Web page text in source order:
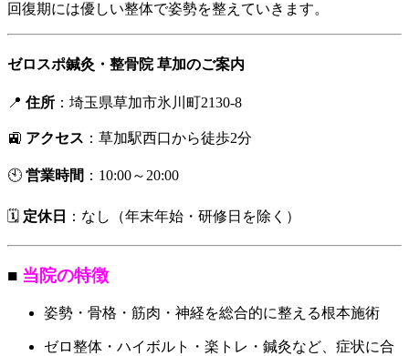
回復期には優しい整体で姿勢を整えていきます。
ゼロスポ鍼灸・整骨院 草加のご案内
📍 住所 ：埼玉県草加市氷川町2130-8
🚉 アクセス ：草加駅西口から徒歩2分
🕙 営業時間 ：10:00～20:00
🗓️ 定休日 ：なし（年末年始・研修日を除く）
■ 当院の特徴
姿勢・骨格・筋肉・神経を総合的に整える根本施術
ゼロ整体・ハイボルト・楽トレ・鍼灸など、症状に合